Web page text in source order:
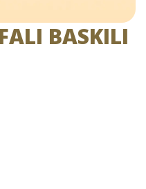
BASKILI